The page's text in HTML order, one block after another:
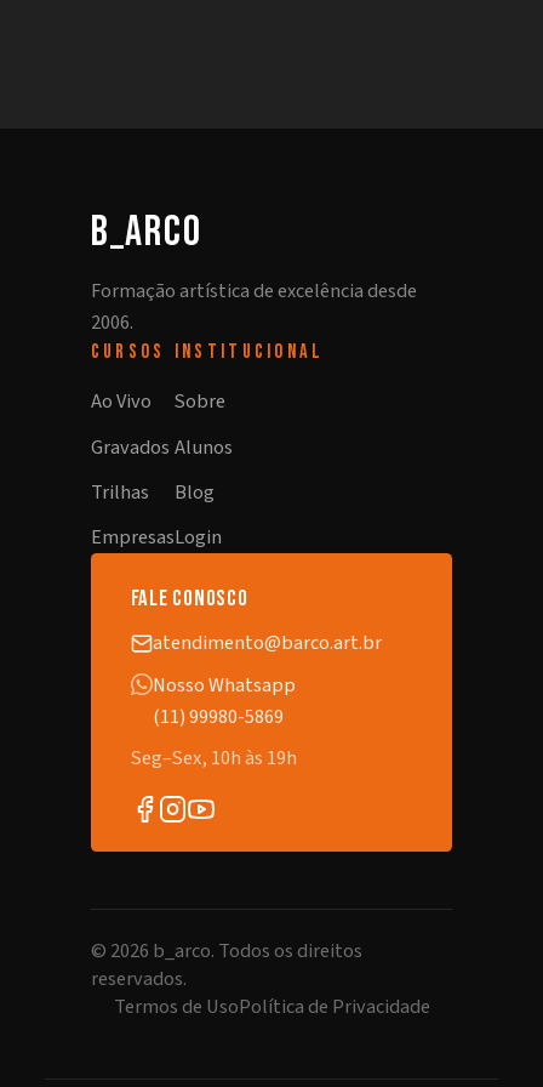
b_arco
Formação artística de excelência desde
2006.
CURSOS
Ao Vivo
Gravados
Trilhas
Empresas
INSTITUCIONAL
Sobre
Alunos
Blog
Login
fale conosco
atendimento@barco.art.br
Nosso Whatsapp
(11) 99980-5869
Seg–Sex, 10h às 19h
© 2026 b_arco. Todos os direitos
reservados.
Termos de UsoPolítica de Privacidade